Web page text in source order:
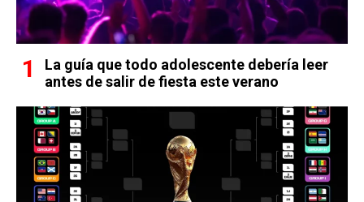
La guía que todo adolescente debería leer
antes de salir de fiesta este verano